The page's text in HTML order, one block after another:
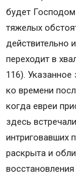
будет
тяжелых
действительно
переходит в
116).
ко времени
когда евреи
здесь
интриговавших
раскрыта и